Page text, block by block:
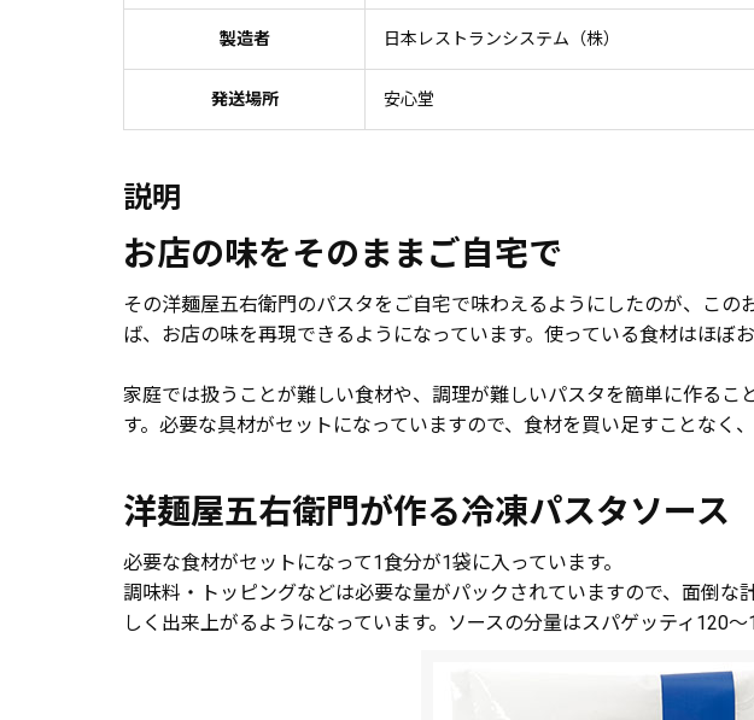
製造者 日本レストランシステム（株）
発送場所 安心堂
説明
お店の味をそのままご自宅で
その洋麺屋五右衛門のパスタをご自宅で味わえるようにしたのが、こ
ば、お店の味を再現できるようになっています。使っている食材はほぼ
家庭では扱うことが難しい食材や、調理が難しいパスタを簡単に作る
す。必要な具材がセットになっていますので、食材を買い足すことなく
洋麺屋五右衛門が作る冷凍パスタソース
必要な食材がセットになって1食分が1袋に入っています。
調味料・トッピングなどは必要な量がパックされていますので、面倒
しく出来上がるようになっています。ソースの分量はスパゲッティ120～